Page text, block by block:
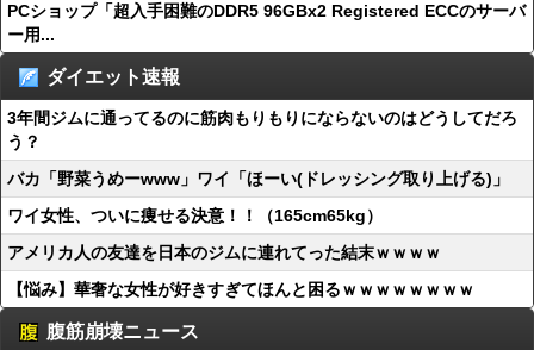
PCショップ「超入手困難のDDR5 96GBx2 Registered ECCのサーバ
ー用...
ダイエット速報
3年間ジムに通ってるのに筋肉もりもりにならないのはどうしてだろ
う？
バカ「野菜うめーwww」ワイ「ほーい(ドレッシング取り上げる)」
ワイ女性、ついに痩せる決意！！（165cm65kg）
アメリカ人の友達を日本のジムに連れてった結末ｗｗｗｗ
【悩み】華奢な女性が好きすぎてほんと困るｗｗｗｗｗｗｗｗ
腹筋崩壊ニュース